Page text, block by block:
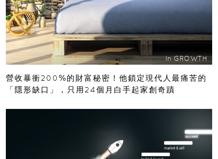
In GROWTH
營收暴衝200%的財富秘密！他鎖定現代人最痛苦的
「隱形缺口」，只用24個月白手起家創奇蹟